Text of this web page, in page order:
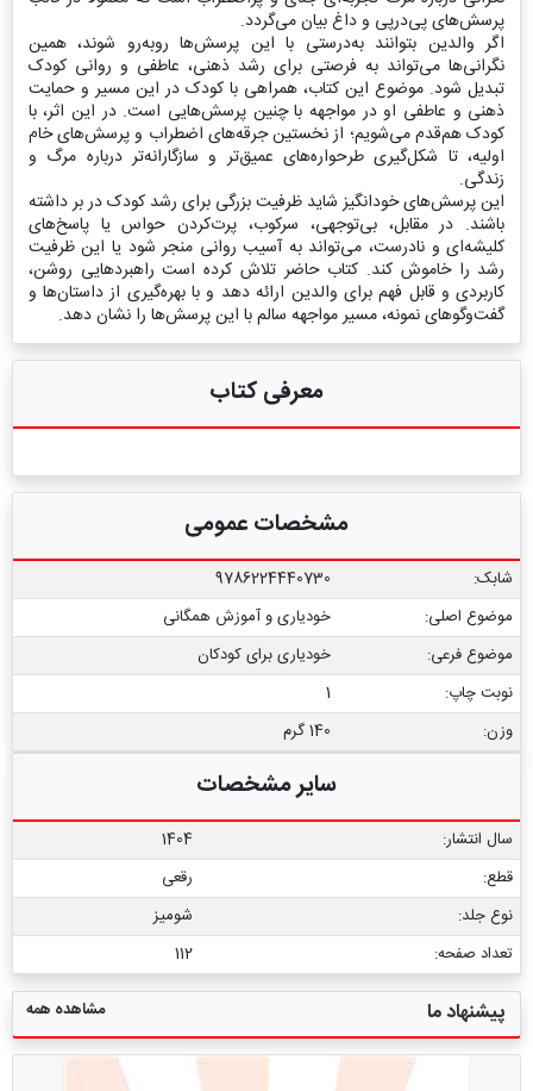
پرسش‌های پی‌درپی و داغ بیان می‌گردد.
اگر والدین بتوانند به‌درستی با این پرسش‌ها روبه‌رو شوند، همین
نگرانی‌ها می‌تواند به فرصتی برای رشد ذهنی، عاطفی و روانی کودک
تبدیل شود. موضوع این کتاب، همراهی با کودک در این مسیر و حمایت
ذهنی و عاطفی او در مواجهه با چنین پرسش‌هایی است. در این اثر، با
کودک هم‌قدم می‌شویم؛ از نخستین جرقه‌های اضطراب و پرسش‌های خام
اولیه، تا شکل‌گیری طرحواره‌های عمیق‌تر و سازگارانه‌تر درباره مرگ و
زندگی.
این پرسش‌های خودانگیز شاید ظرفیت بزرگی برای رشد کودک در بر داشته
باشند. در مقابل، بی‌توجهی، سرکوب، پرت‌کردن حواس یا پاسخ‌های
کلیشه‌ای و نادرست، می‌تواند به آسیب روانی منجر شود یا این ظرفیت
رشد را خاموش کند. کتاب حاضر تلاش کرده است راهبردهایی روشن،
کاربردی و قابل فهم برای والدین ارائه دهد و با بهره‌گیری از داستان‌ها و
گفت‌وگوهای نمونه، مسیر مواجهه سالم با این پرسش‌ها را نشان دهد.
معرفی کتاب
مشخصات عمومی
شابک:
9786224440730
موضوع اصلی:
خودیاری و آموزش همگانی
موضوع فرعی:
خودیاری برای کودکان
نوبت چاپ:
1
وزن:
140 گرم
سایر مشخصات
سال انتشار:
1404
قطع:
رقعی
نوع جلد:
شومیز
تعداد صفحه:
112
پیشنهاد ما مشاهده همه